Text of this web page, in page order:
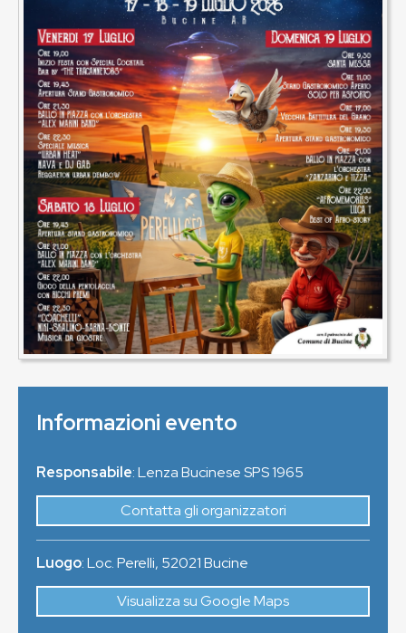
Informazioni evento
Responsabile: Lenza Bucinese SPS 1965
Contatta gli organizzatori
Luogo:Loc. Perelli, 52021Bucine
Visualizza su Google Maps